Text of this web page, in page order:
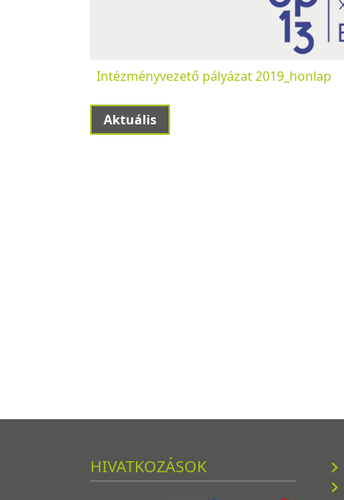
Intézményvezető pályázat 2019_honlap
Aktuális
HIVATKOZÁSOK